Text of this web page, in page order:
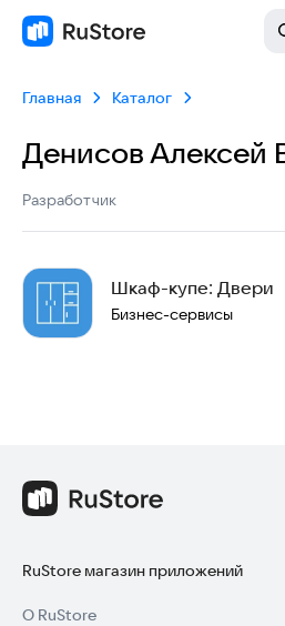
Главная Каталог
Денисов Алексей
Разработчик
Шкаф-купе: Двери
Бизнес-сервисы
RuStore магазин приложений
О RuStore